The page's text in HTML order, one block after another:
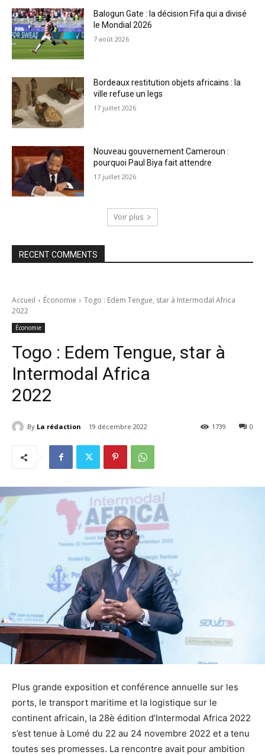
Balogun Gate : la décision Fifa qui a divisé
le Mondial 2026
7 août 2026
Bordeaux restitution objets africains : la
ville refuse un legs
17 juillet 2026
Nouveau gouvernement Cameroun :
pourquoi Paul Biya fait attendre
17 juillet 2026
Voir plus
RECENT COMMENTS